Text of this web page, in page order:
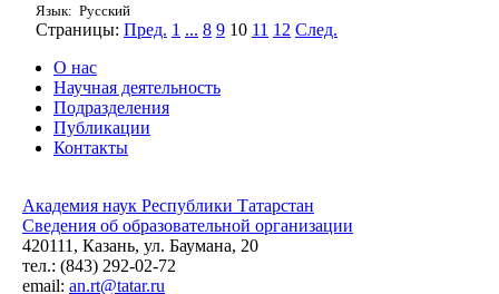
Язык: Русский
Страницы: Пред. 1 ... 8 9 10 11 12 След.
О нас
Научная деятельность
Подразделения
Публикации
Контакты
Академия наук Республики Татарстан
Сведения об образовательной организации
420111, Казань, ул. Баумана, 20
тел.: (843) 292-02-72
email: an.rt@tatar.ru